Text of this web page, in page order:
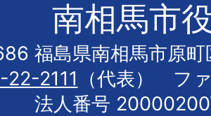
南相馬市
福島県南相馬市原町
2111
（代表） フ
法人番号